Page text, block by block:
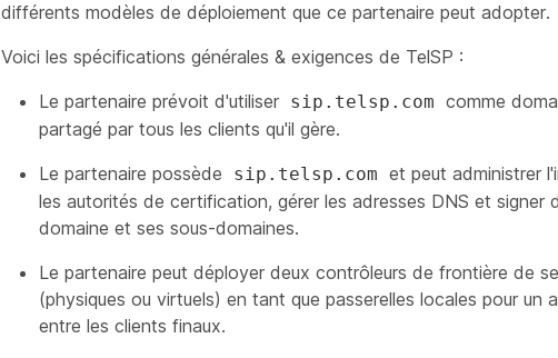
différents modèles de déploiement que ce partenaire peut adopter.
Voici les spécifications générales & exigences de TelSP :
Le partenaire prévoit d'utiliser sip.telsp.com comme
partagé par tous les clients qu'il gère.
Le partenaire possède
sip.telsp.com et peut administrer
les autorités de certification, gérer les adresses DNS et signer
domaine et ses sous-domaines.
Le partenaire peut déployer deux contrôleurs de frontière de
(physiques ou virtuels) en tant que passerelles locales pour un
entre les clients finaux.